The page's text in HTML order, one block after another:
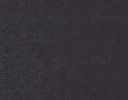
dans une autre fenêtre